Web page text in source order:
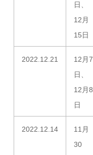
日、
12月
15日
2022.12.21
12月7
日、
12月8
日
2022.12.14
11月
30